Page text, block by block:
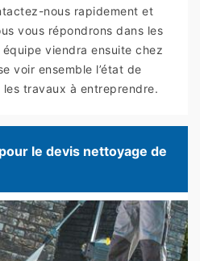
nous rapidement et
vous répondrons dans les
viendra ensuite chez
voir ensemble l’état de
travaux à entreprendre.
le devis nettoyage de